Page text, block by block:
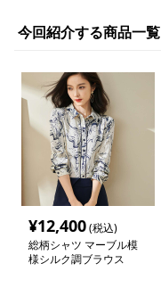
今回紹介する商品一覧
¥12,400(税込)
総柄シャツ マーブル模
様シルク調ブラウス